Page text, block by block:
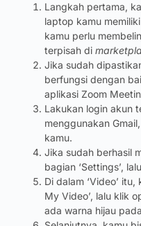
Langkah pertama,
laptop kamu
kamu perlu
terpisah di
Jika sudah
berfungsi dengan
aplikasi Zoom
Lakukan login akun
menggunakan
kamu.
Jika sudah berhasil
bagian ‘Settings’,
Di dalam ‘Video’
My Video’, lalu klik
ada warna hijau